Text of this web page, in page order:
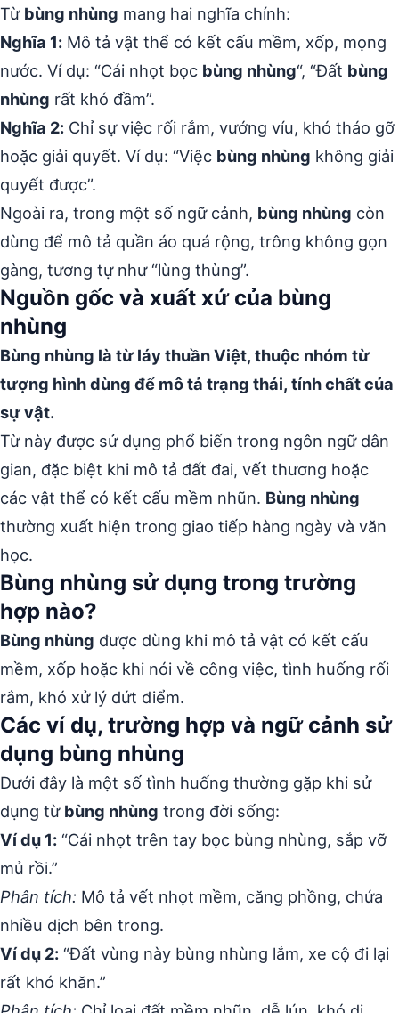
Từ bùng nhùng mang hai nghĩa chính:
Nghĩa 1: Mô tả vật thể có kết cấu mềm, xốp, mọng
nước. Ví dụ: “Cái nhọt bọc bùng nhùng“, “Đất bùng
nhùng rất khó đầm”.
Nghĩa 2: Chỉ sự việc rối rắm, vướng víu, khó tháo gỡ
hoặc giải quyết. Ví dụ: “Việc bùng nhùng không giải
quyết được”.
Ngoài ra, trong một số ngữ cảnh, bùng nhùng còn
dùng để mô tả quần áo quá rộng, trông không gọn
gàng, tương tự như “lùng thùng”.
Nguồn gốc và xuất xứ của bùng
nhùng
Bùng nhùng là từ láy thuần Việt, thuộc nhóm từ
tượng hình dùng để mô tả trạng thái, tính chất của
sự vật.
Từ này được sử dụng phổ biến trong ngôn ngữ dân
gian, đặc biệt khi mô tả đất đai, vết thương hoặc
các vật thể có kết cấu mềm nhũn. Bùng nhùng
thường xuất hiện trong giao tiếp hàng ngày và văn
học.
Bùng nhùng sử dụng trong trường
hợp nào?
Bùng nhùng được dùng khi mô tả vật có kết cấu
mềm, xốp hoặc khi nói về công việc, tình huống rối
rắm, khó xử lý dứt điểm.
Các ví dụ, trường hợp và ngữ cảnh sử
dụng bùng nhùng
Dưới đây là một số tình huống thường gặp khi sử
dụng từ bùng nhùng trong đời sống:
Ví dụ 1: “Cái nhọt trên tay bọc bùng nhùng, sắp vỡ
mủ rồi.”
Phân tích: Mô tả vết nhọt mềm, căng phồng, chứa
nhiều dịch bên trong.
Ví dụ 2: “Đất vùng này bùng nhùng lắm, xe cộ đi lại
rất khó khăn.”